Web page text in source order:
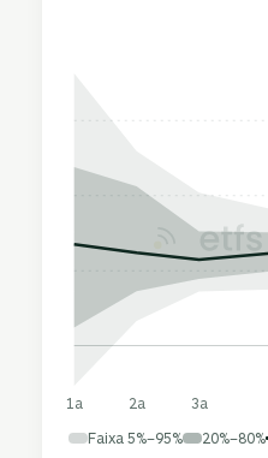
1a 2a 3a
Faixa 5%–95% 20%–80%